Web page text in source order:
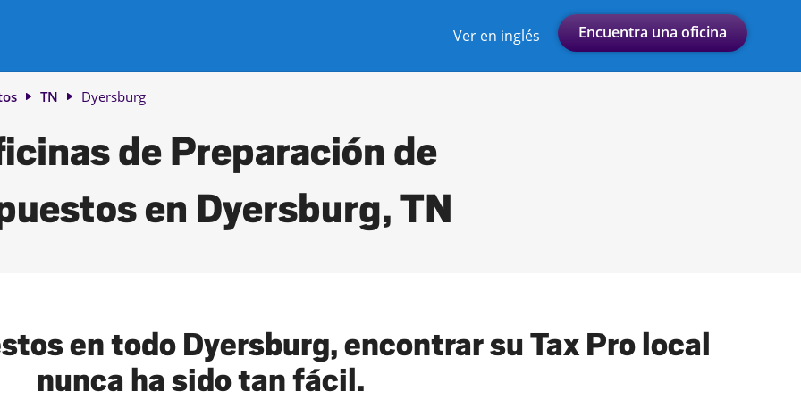
Encuentra una oficina
Ver en inglés
TN Dyersburg
de Preparación de
en Dyersburg, TN
en todo Dyersburg, encontrar su Tax Pro local
nunca ha sido tan fácil.